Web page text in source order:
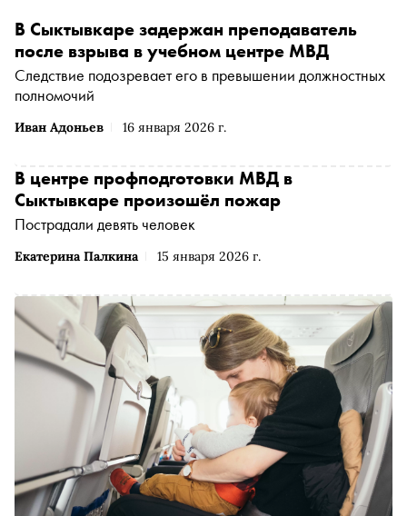
Иван Адоньев 16 января 2026 г.
В Сыктывкаре задержан преподаватель
после взрыва в учебном центре МВД
Следствие подозревает его в превышении должностных
полномочий
Екатерина Палкина 15 января 2026 г.
В центре профподготовки МВД в
Сыктывкаре произошёл пожар
Пострадали девять человек